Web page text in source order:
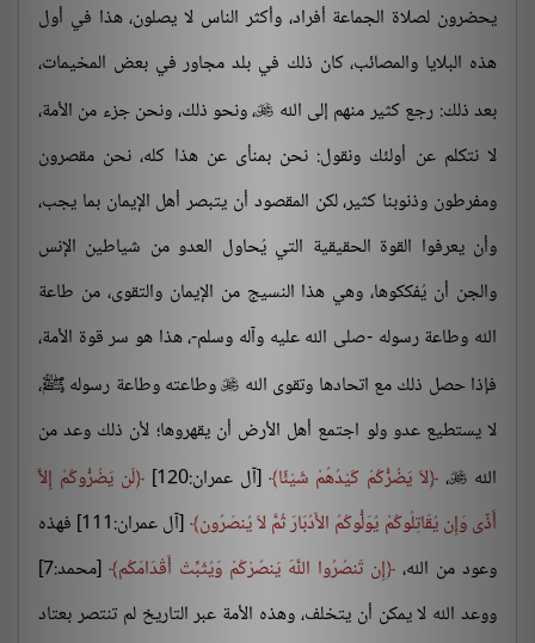
يحضرون لصلاة الجماعة أفراد، وأكثر الناس لا يصلون، هذا في أول
هذه البلايا والمصائب، كان ذلك في بلد مجاور في بعض المخيمات،
بعد ذلك: رجع كثير منهم إلى الله ، ونحو ذلك، ونحن جزء من الأمة،
لا نتكلم عن أولئك ونقول: نحن بمنأى عن هذا كله، نحن مقصرون
ومفرطون وذنوبنا كثير، لكن المقصود أن يتبصر أهل الإيمان بما يجب،
وأن يعرفوا القوة الحقيقية التي يُحاول العدو من شياطين الإنس
والجن أن يُفككوها، وهي هذا النسيج من الإيمان والتقوى، من طاعة
الله وطاعة رسوله -صلى الله عليه وآله وسلم-، هذا هو سر قوة الأمة،
فإذا حصل ذلك مع اتحادها وتقوى الله وطاعته وطاعة رسوله ﷺ،
لا يستطيع عدو ولو اجتمع أهل الأرض أن يقهروها؛ لأن ذلك وعد من
الله ، لاَ يَضُرُّكُمْ كَيْدُهُمْ شَيْئًا [آل عمران:120]
لَن يَضُرُّوكُمْ إِلاَّ
أَذًى وَإِن يُقَاتِلُوكُمْ يُوَلُّوكُمُ الأَدُبَارَ ثُمَّ لاَ يُنصَرُون
[آل عمران:111] فهذه
وعود من الله، إِن تَنصُرُوا اللَّهَ يَنصُرْكُمْ وَيُثَبِّتْ أَقْدَامَكُم
[محمد:7]
ووعد الله لا يمكن أن يتخلف، وهذه الأمة عبر التاريخ لم تنتصر بعتاد